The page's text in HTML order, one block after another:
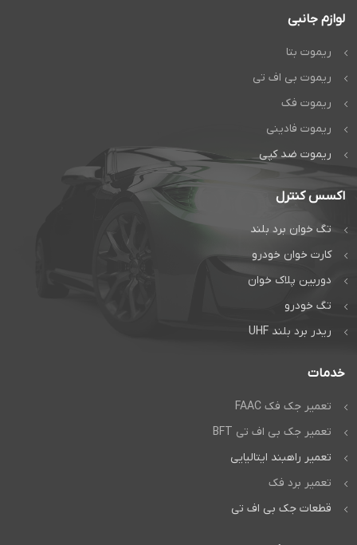
لوازم جانبی
ریموت بتا
ریموت بی اف تی
ریموت فک
ریموت فادینی
ریموت ضد کپی
اکسس کنترل
تگ خوان برد بلند
کارت خوان خودرو
دوربین پلاک خوان
تگ خودرو
ریدر برد بلند UHF
خدمات
تعمیر جک فک FAAC
تعمیر جک بی اف تی BFT
تعمیر راهبند ایتالیایی
تعمیر برد فک
قطعات جک بی اف تی